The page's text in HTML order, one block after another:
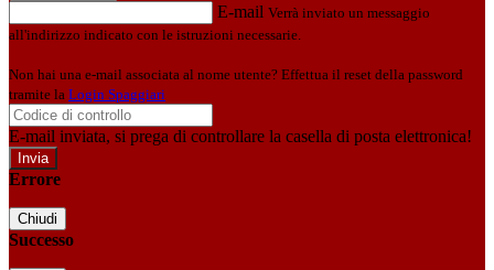
E-mail Verrà inviato un messaggio
all'indirizzo indicato con le istruzioni necessarie.
Non hai una e-mail associata al nome utente? Effettua il reset della password
tramite la Login Spaggiari
E-mail inviata, si prega di controllare la casella di posta elettronica!
Errore
Chiudi
Successo